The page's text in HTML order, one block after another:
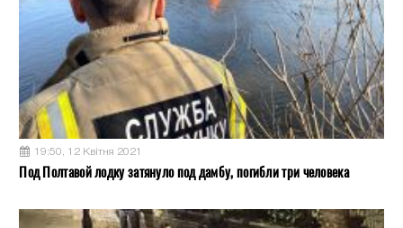
19:50, 12 Квітня 2021
Под Полтавой лодку затянуло под дамбу, погибли три человека